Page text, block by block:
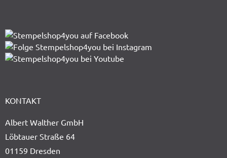
KONTAKT
Albert Walther GmbH
Löbtauer Straße 64
01159 Dresden